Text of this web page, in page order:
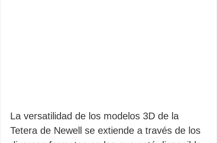
La versatilidad de los modelos 3D de la
Tetera de Newell se extiende a través de los